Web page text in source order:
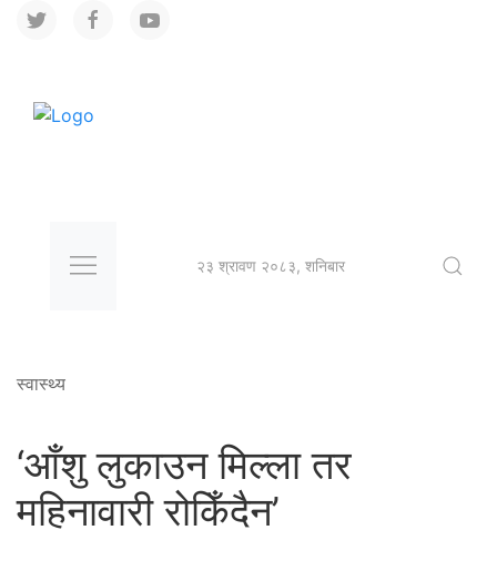
२३ श्रावण २०८३, शनिबार
स्वास्थ्य
‘आँशु लुकाउन मिल्ला तर
महिनावारी रोकिँदैन’